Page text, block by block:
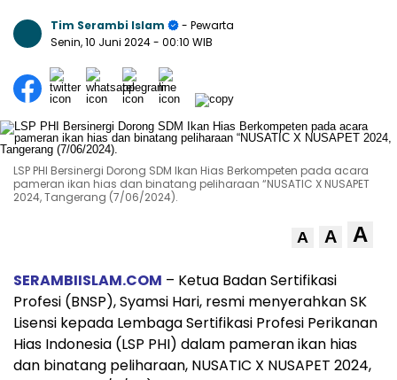
Tim Serambi Islam
- Pewarta
Senin, 10 Juni 2024- 00:10 WIB
LSP PHI Bersinergi Dorong SDM Ikan Hias Berkompeten pada acara
pameran ikan hias dan binatang peliharaan “NUSATIC X NUSAPET
2024, Tangerang (7/06/2024).
A A A
SERAMBIISLAM.COM – Ketua Badan Sertifikasi
Profesi (BNSP), Syamsi Hari, resmi menyerahkan SK
Lisensi kepada Lembaga Sertifikasi Profesi Perikanan
Hias Indonesia (LSP PHI) dalam pameran ikan hias
dan binatang peliharaan, NUSATIC X NUSAPET 2024,